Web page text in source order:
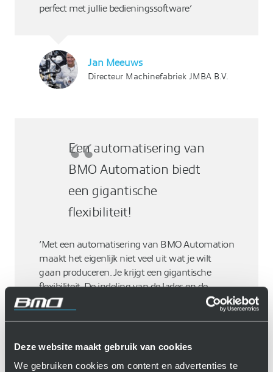
Deze website maakt gebruik van cookies
We gebruiken cookies om content en advertenties te
perfect met jullie bedieningssoftware’
Jan Meeuws
Directeur Machinefabriek JMBA B.V.
Een automatisering van
BMO Automation biedt
een gigantische
flexibiliteit!
‘Met een automatisering van BMO Automation
maakt het eigenlijk niet veel uit wat je wilt
gaan produceren. Je krijgt een gigantische
flexibiliteit. De indeling van de lades en de
gebruiksvriendelijke programmatuur. Het is